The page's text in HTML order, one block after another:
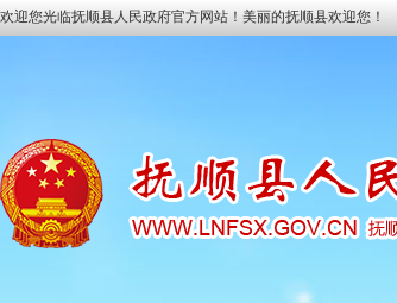
欢迎您光临抚顺县人民政府官方网站！美丽的抚顺县欢迎您！